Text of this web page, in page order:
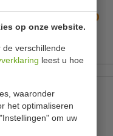
op onze website.
verschillende
leest u hoe
waaronder
het optimaliseren
om uw
€ 523,00
Bekijken